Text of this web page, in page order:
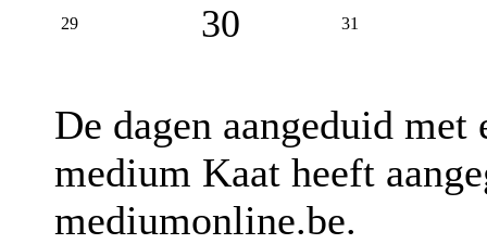
29 30 31
De dagen aangeduid met
medium Kaat heeft
mediumonline.be.